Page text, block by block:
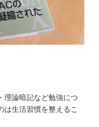
理論暗記など勉強につ
は生活習慣を整えるこ